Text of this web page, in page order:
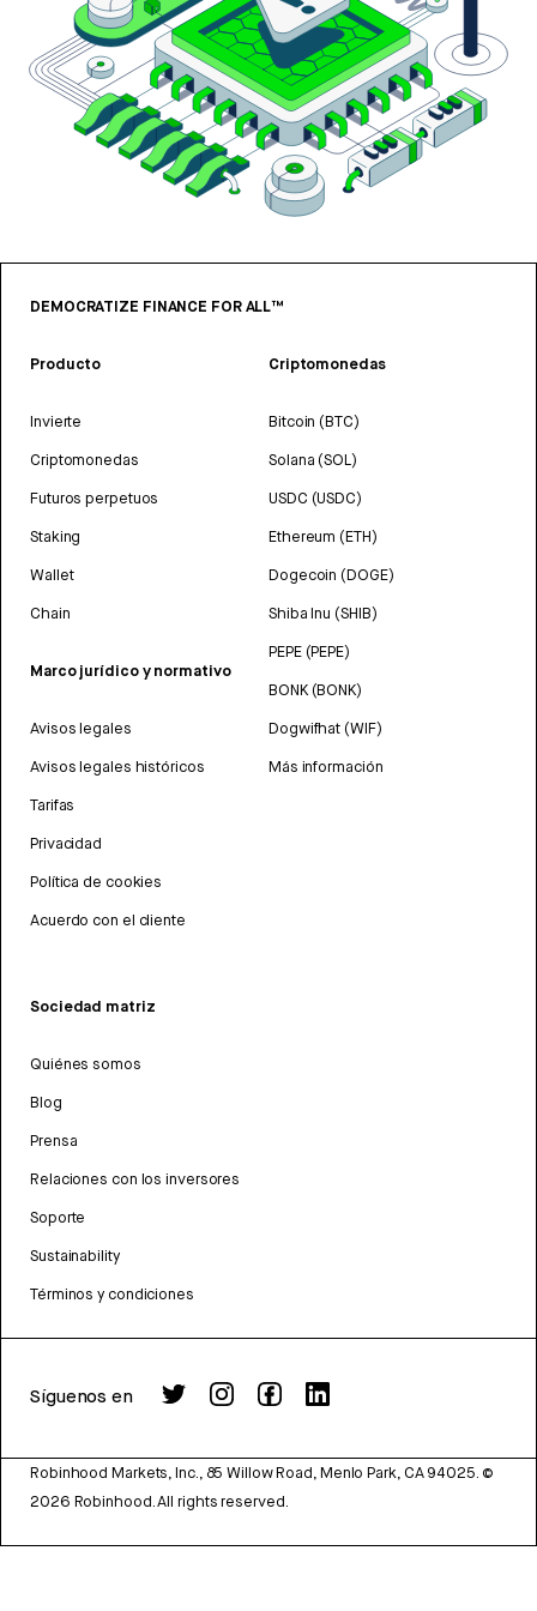
DEMOCRATIZE FINANCE FOR ALL™
Producto
Invierte
Criptomonedas
Futuros perpetuos
Staking
Wallet
Chain
Marco jurídico y normativo
Avisos legales
Avisos legales históricos
Tarifas
Privacidad
Política de cookies
Acuerdo con el cliente
Criptomonedas
Bitcoin (BTC)
Solana (SOL)
USDC (USDC)
Ethereum (ETH)
Dogecoin (DOGE)
Shiba Inu (SHIB)
PEPE (PEPE)
BONK (BONK)
Dogwifhat (WIF)
Más información
Sociedad matriz
Quiénes somos
Blog
Prensa
Relaciones con los inversores
Soporte
Sustainability
Términos y condiciones
Síguenos en
Robinhood Markets, Inc., 85 Willow Road, Menlo Park, CA 94025. ©
2026 Robinhood. All rights reserved.